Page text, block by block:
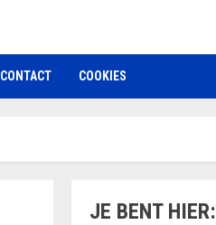
CONTACT COOKIES
JE BENT HIER: